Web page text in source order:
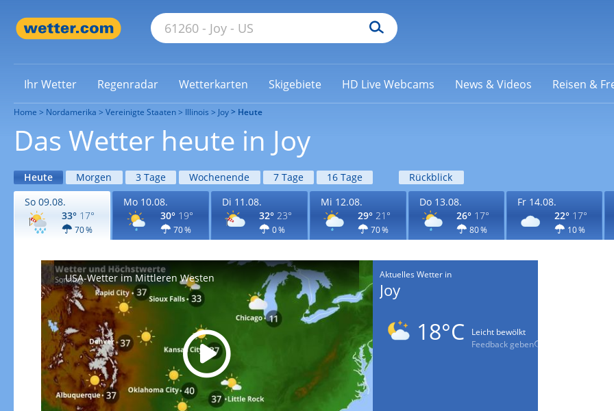
Ihr Wetter Regenradar Wetterkarten Skigebiete HD Live Webcams News & Videos Reisen &
Home Nordamerika Vereinigte Staaten Illinois Joy Heute
Das Wetter heute in Joy
Heute Morgen 3 Tage Wochenende 7 Tage 16 Tage
Rückblick
So 09.08.
33° 17°
70 %
Mo 10.08.
30° 19°
70 %
Di 11.08.
32° 23°
0 %
Mi 12.08.
29° 21°
70 %
Do 13.08.
26° 17°
80 %
Fr 14.08.
22° 17°
10 %
USA-Wetter im Mittleren Westen Aktuelles Wetter in
Joy
18°C
Leicht bewölkt
Feedback geben